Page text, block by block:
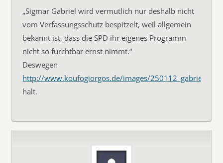
„Sigmar Gabriel wird vermutlich nur deshalb nicht
vom Verfassungsschutz bespitzelt, weil allgemein
bekannt ist, dass die SPD ihr eigenes Programm
nicht so furchtbar ernst nimmt.“
Deswegen
http://www.koufogiorgos.de/images/
halt.